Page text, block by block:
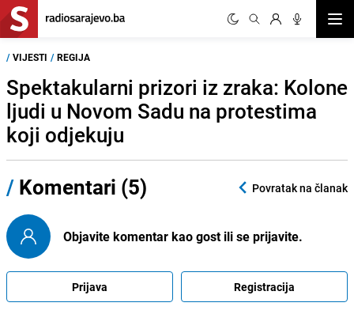
/ VIJESTI / REGIJA
Spektakularni prizori iz zraka: Kolone
ljudi u Novom Sadu na protestima
koji odjekuju
/ Komentari (5) Povratak na članak
Objavite komentar kao gost ili se prijavite.
Prijava Registracija